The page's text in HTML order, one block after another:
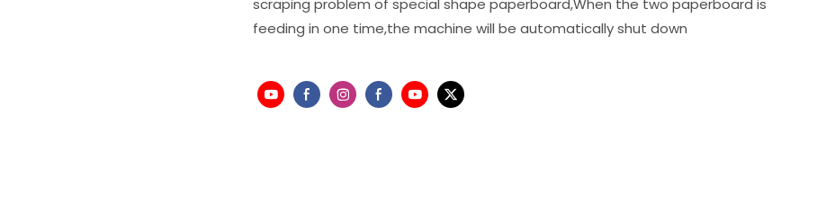
scraping problem of special shape paperboard,When the two paperboard is
feeding in one time,the machine will be automatically shut down